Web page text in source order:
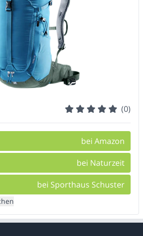
(0)
bei Amazon
bei Naturzeit
bei Sporthaus Schuster